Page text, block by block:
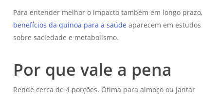
Para entender melhor o impacto também em longo prazo,
benefícios da quinoa para a saúde aparecem em estudos
sobre saciedade e metabolismo.
Por que vale a pena
Rende cerca de 4 porções. Ótima para almoço ou jantar